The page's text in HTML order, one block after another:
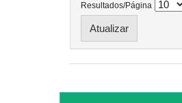
Resultados/Página